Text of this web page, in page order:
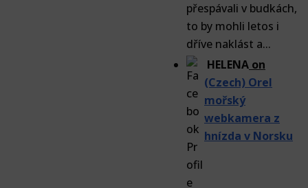
přespávali v budkách,
to by mohli letos i
dříve naklást a...
HELENA on
(Czech) Orel
mořský
webkamera z
hnízda v Norsku